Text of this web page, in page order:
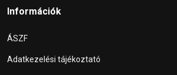
Információk
ÁSZF
Adatkezelési tájékoztató